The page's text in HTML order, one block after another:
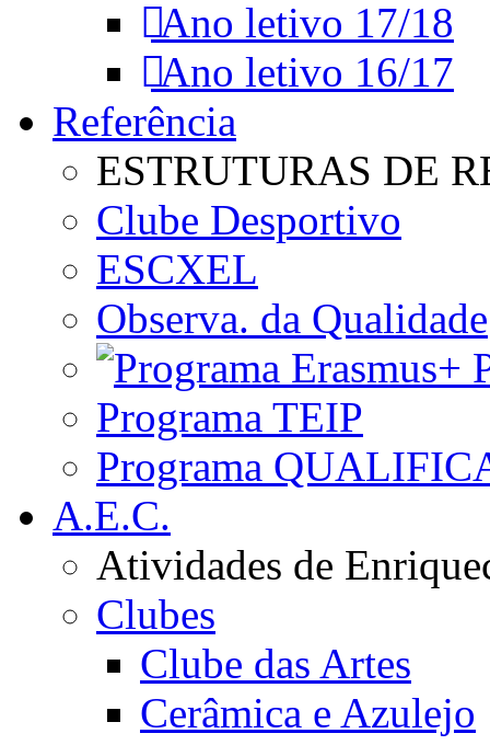
Ano letivo 17/18
Ano letivo 16/17
Referência
ESTRUTURAS DE
Clube Desportivo
ESCXEL
Observa. da Qualidade
Programa TEIP
Programa
A.E.C.
Atividades de
Clubes
Clube das Artes
Cerâmica e Azulejo